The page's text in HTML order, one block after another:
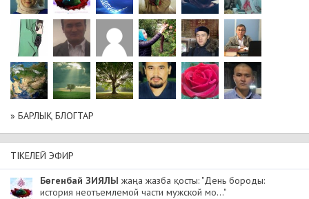
» БАРЛЫҚ БЛОГТАР
ТІКЕЛЕЙ ЭФИР
Бөгенбай ЗИЯЛЫ жаңа жазба қосты: "День бороды:
история неотъемлемой части мужской мо..."